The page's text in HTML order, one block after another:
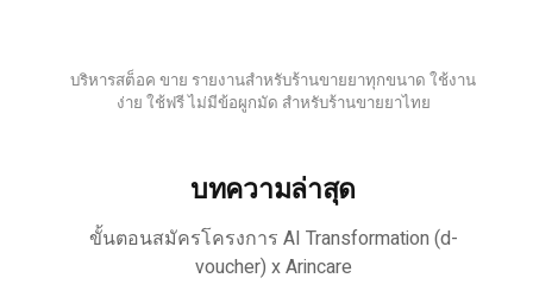
บริหารสต็อค ขาย รายงานสำหรับร้านขายยาทุกขนาด ใช้งาน
ง่าย ใช้ฟรี ไม่มีข้อผูกมัด สำหรับร้านขายยาไทย
บทความล่าสุด
ขั้นตอนสมัครโครงการ AI Transformation (d-
voucher) x Arincare